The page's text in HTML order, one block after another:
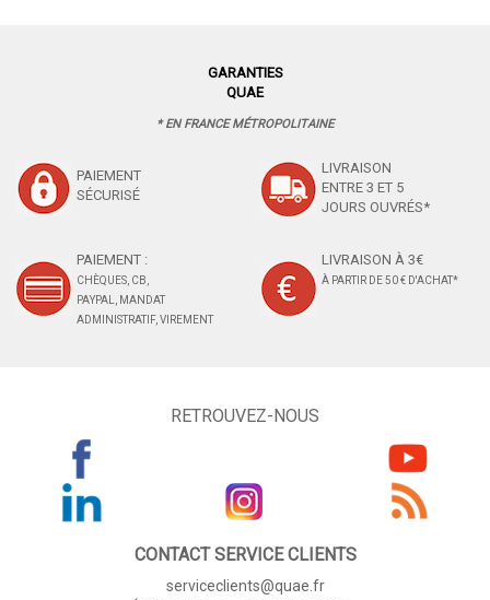
GARANTIES
QUAE
* EN FRANCE MÉTROPOLITAINE
PAIEMENT
SÉCURISÉ
LIVRAISON
ENTRE 3 ET 5
JOURS OUVRÉS*
PAIEMENT :
CHÈQUES, CB,
PAYPAL, MANDAT
ADMINISTRATIF, VIREMENT
LIVRAISON À 3€
À PARTIR DE 50 € D'ACHAT*
RETROUVEZ-NOUS
CONTACT SERVICE CLIENTS
serviceclients@quae.fr